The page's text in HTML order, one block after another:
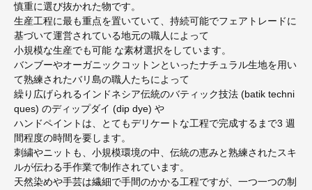
慎重に選び抜かれた物です。
生産工程に最も重点を置いていて、持続可能でフェアトレードに
基づいて運営されている地元の職人によって
小規模な生産でも可能 な素材選択をしています。
バンブーやオーガニックコットンといったナチュラル生地を用い
て熟練されたバリ島の職人たちによって
繰り広げられるインドネシア伝統のバティック技法 (batik techni
ques) のディップダイ (dip dye) や
ハンドペイントは、とてもデリケートな工程で完成するまで3 週
間程度の時間を要します。
刺繍やニットも、小規模環境の中、伝統の恵みと熟練されたスキ
ルが伝わる手作業で制作されています。
天然染めや手芸は繊細で手間のかかる工程ですが、一つ一つの制